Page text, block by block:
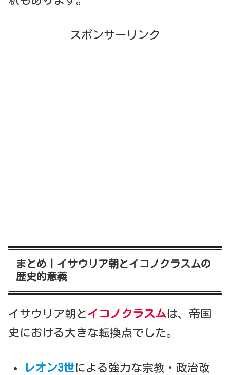
スポンサーリンク
まとめ｜イサウリア朝とイコノクラスムの
歴史的意義
イサウリア朝とイコノクラスムは、帝国
史における大きな転換点でした。
レオン3世による強力な宗教・政治改